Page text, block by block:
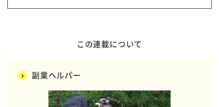
この連載について
副業ヘルパー